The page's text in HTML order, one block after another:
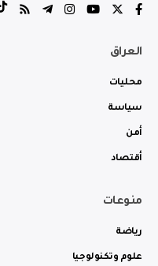
العراق
محليات
سياسة
أمن
أقتصاد
منوعات
رياضة
علوم وتكنولوجيا